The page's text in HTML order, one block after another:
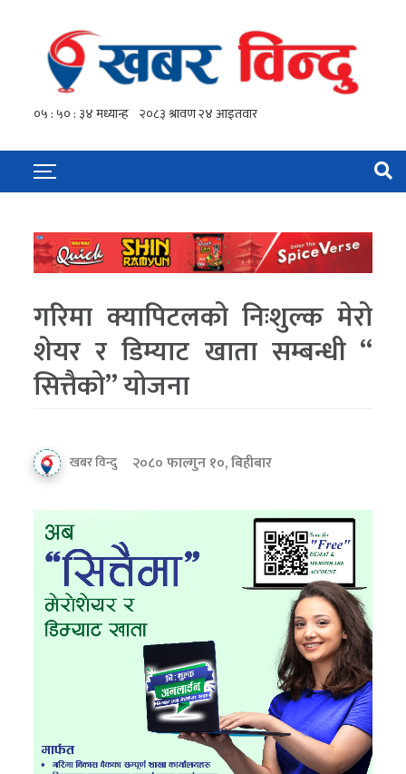
गरिमा क्यापिटलको निःशुल्क मेरो
शेयर र डिम्याट खाता सम्बन्धी “
सित्तैको’’ योजना
खबर विन्दु २०८० फाल्गुन १०, बिहीबार